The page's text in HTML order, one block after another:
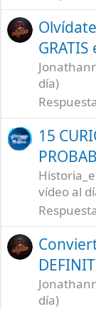
día)
15
vídeo al
día)